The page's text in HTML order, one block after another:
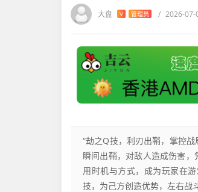
大盘 V 管理员 / 2026-07-
“劫之Q技，利刃出鞘，掌控
瞬间出鞘，对敌人造成伤害
用时机与方式，成为玩家在
技，为己方创造优势，左右战